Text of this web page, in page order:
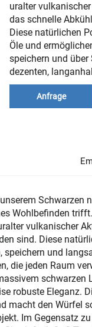
uralter
das schnelle
Diese natürlichen
Öle und
speichern und
dezenten,
Anfrage
Wohlbefinden
vulkanischer
sind. Diese
und
die jeden Raum
schwarzen
robuste Eleganz.
macht den Würfel
Im Gegensatz